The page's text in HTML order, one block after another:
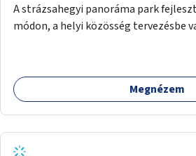
A strázsahegyi panoráma park
módon, a helyi közösség tervezésbe
Megnézem